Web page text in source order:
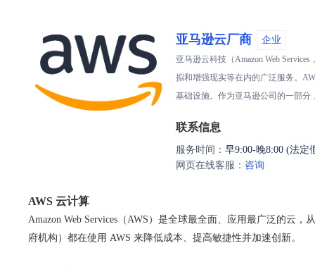
亚马逊云厂商 企业
亚马逊云科技（Amazon Web
拟和增强现实等在内的广泛服务。
基础设施。作为亚马逊公司的一部
联系信息
服务时间： 早9:00-晚8:00 (法定
网页在线客服： 咨询
AWS 云计算
Amazon Web Services（AWS）是全球最全面、应用最广泛的云
府机构）都在使用 AWS 来降低成本、提高敏捷性并加速创新。